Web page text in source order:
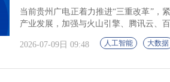
当前贵州广电正着力推进“三重改革”，
产业发展，加强与火山引擎、腾讯云、
2026-07-09日 09:48 人工智能 大数据